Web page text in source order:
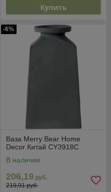
Купить
-6%
Ваза Merry Bear Home
Decor Китай CY3918C
В наличии
206,19 руб.
219,91 руб.